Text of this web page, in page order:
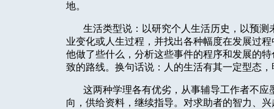
地。
生活类型说：以研究个人生活历史，以预
业变化或人生过程，并找出各种幅度在发展过
他做了些什么，分析这些事件的程序和发展的
致的路线。换句话说：人的生活有其一定型态
这两种学理各有优劣，从事辅导工作者不
向，供给资料，继续指导。对求助者的智力、